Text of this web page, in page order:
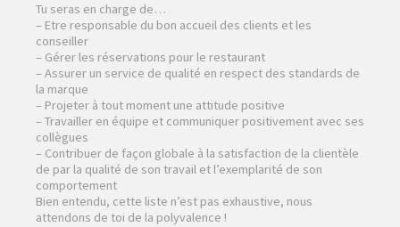
Tu seras en charge de…
– Etre responsable du bon accueil des clients et les
conseiller
– Gérer les réservations pour le restaurant
– Assurer un service de qualité en respect des standards de
la marque
– Projeter à tout moment une attitude positive
– Travailler en équipe et communiquer positivement avec ses
collègues
– Contribuer de façon globale à la satisfaction de la clientèle
de par la qualité de son travail et l’exemplarité de son
comportement
Bien entendu, cette liste n’est pas exhaustive, nous
attendons de toi de la polyvalence !